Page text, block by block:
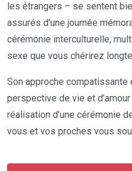
les étrangers – se sentent
assurés d’une journée
cérémonie interculturelle,
sexe que vous chérirez
Son approche compatissante
perspective de vie et
réalisation d’une cérémonie
vous et vos proches vous